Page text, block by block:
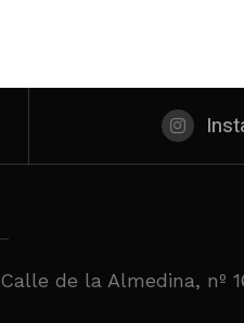
Calle de la Almedina, nº